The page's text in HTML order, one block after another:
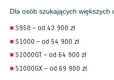
Dla osób szukających większych
S950 – od 43 900 zł
S1000 – od 54 900 zł
S1000GT – od 64 900 zł
S1000GX – od 69 900 zł